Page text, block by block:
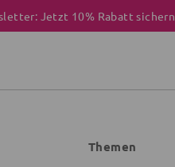
Jetzt 10% Rabatt sichern
Themen